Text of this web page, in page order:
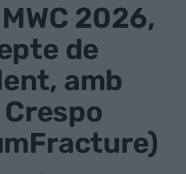
2026,
de
amb